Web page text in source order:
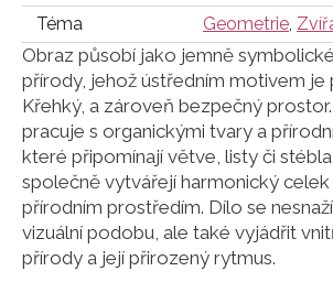
Téma
Geometrie,
Obraz působí jako jemně
přírody, jehož ústředním motivem je
Křehký, a zároveň bezpečný
pracuje s organickými tvary a
které připomínají větve, listy či
společně vytvářejí harmonický celek
přírodním prostředím. Dílo se
vizuální podobu, ale také vyjádřit
přírody a její přirozený rytmus.